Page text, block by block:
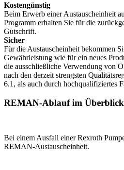
Kostengünstig
Beim Erwerb einer Austauscheinheit
Programm erhalten Sie für die
Gutschrift.
Sicher
Für die Austauscheinheit bekommen
Gewährleistung wie für ein neues
die ausschließliche Verwendung von
nach den derzeit strengsten
6.1, als auch durch hochqualifiziertes
REMAN-Ablauf im Überblick
Bei einem Ausfall einer Rexroth
REMAN-Austauscheinheit.